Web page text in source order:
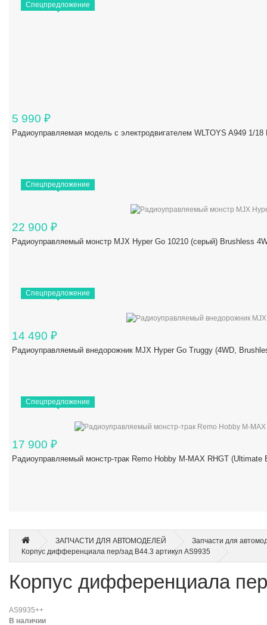
Спецпредложение
5 990 ₽
Радиоуправляемая модель с электродвигателем WLTOYS A949 1/
Спецпредложение
22 900 ₽
Радиоуправляемый монстр MJX Hyper Go 10210 (серый) Brushless
Спецпредложение
14 490 ₽
Радиоуправляемый внедорожник MJX Hyper Go Truggy (4WD,
Спецпредложение
17 900 ₽
Радиоуправляемый монстр-трак Remo Hobby M-MAX RHGT
ЗАПЧАСТИ ДЛЯ АВТОМОДЕЛЕЙ
Запчасти для
Корпус дифференциала пер/зад B44.3 артикул AS9935
Корпус дифференциала
AS9935++
В наличии